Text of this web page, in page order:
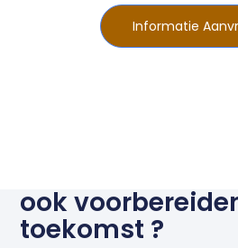
Informatie
ook
toekomst ?